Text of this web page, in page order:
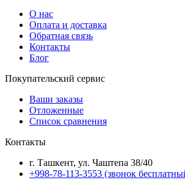
О нас
Оплата и доставка
Обратная связь
Контакты
Блог
Покупательский сервис
Ваши заказы
Отложенные
Список сравнения
Контакты
г. Ташкент, ул. Чаштепа 38/40
+998-78-113-3553 (звонок